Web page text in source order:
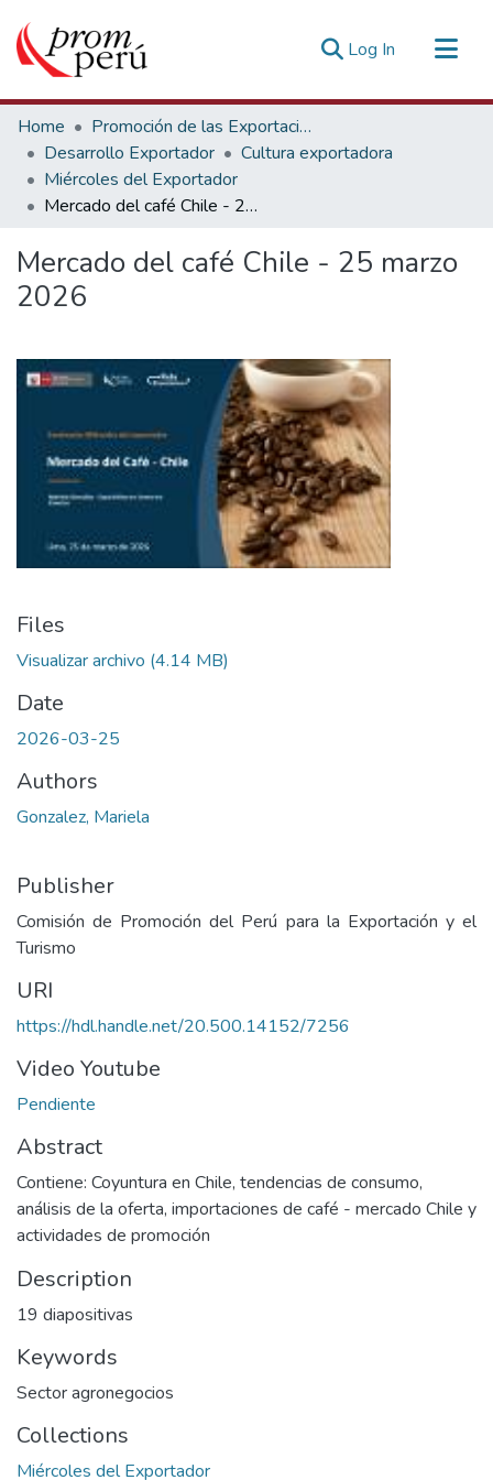
Log In (current)
Communities & Collections
All of DSpace
Statistics
Estadísticas Externas
Home
Promoción de las Exportaciones
Desarrollo Exportador
Cultura exportadora
Miércoles del Exportador
Mercado del café Chile - 25 marzo 2026
Mercado del café Chile - 25 marzo
2026
Files
Visualizar archivo (4.14 MB)
Date
2026-03-25
Authors
Gonzalez, Mariela
Publisher
Comisión de Promoción del Perú para la Exportación y el
Turismo
URI
https://hdl.handle.net/20.500.14152/7256
Video Youtube
Pendiente
Abstract
Contiene: Coyuntura en Chile, tendencias de consumo,
análisis de la oferta, importaciones de café - mercado Chile y
actividades de promoción
Description
19 diapositivas
Keywords
Sector agronegocios
Collections
Miércoles del Exportador